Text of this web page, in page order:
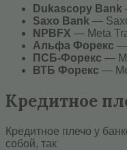
Dukascopy Bank
Saxo Bank —
NPBFX — Meta
Альфа Форекс —
ПСБ-Форекс —
ВТБ Форекс —
Кредитное
Кредитное плечо у
собой, так